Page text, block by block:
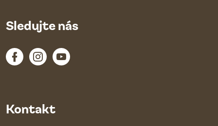
Kontakt
Sledujte nás